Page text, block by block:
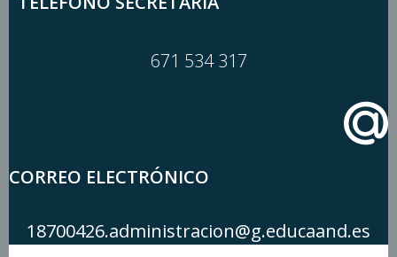
671 534 317
CORREO ELECTRÓNICO
18700426.administracion@g.educaand.es